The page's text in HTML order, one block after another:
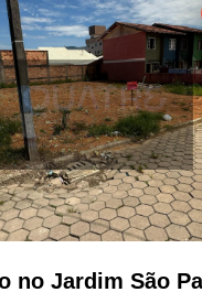
no Jardim São